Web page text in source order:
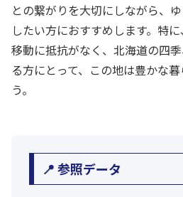
との繋がりを大切にしながら、
したい方におすすめします。特
移動に抵抗がなく、北海道の四
る方にとって、この地は豊かな
う。
📍 参照データ